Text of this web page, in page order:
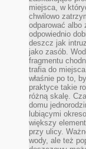
miejsca, w
chwilowo
odparować albo
odpowiednio
deszcz jak
jako zasób.
fragmentu
trafia do
właśnie po to,
praktyce takie
różną skalę.
domu
lubiącymi
większy
przy ulicy.
wody, ale też